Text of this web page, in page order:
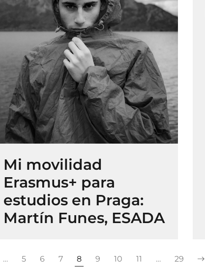
Mi movilidad
Erasmus+ para
estudios en Praga:
Martín Funes, ESADA
… 5 6 7 8 9 10 11 … 29